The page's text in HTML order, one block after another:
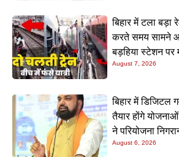
बिहार में टला बड़ा
करते समय सामने
बड़हिया स्टेशन पर
यात्रियों की
August 7, 2026
बिहार में डिजिटल
तैयार होंगे
ने परियोजना
August 6, 2026